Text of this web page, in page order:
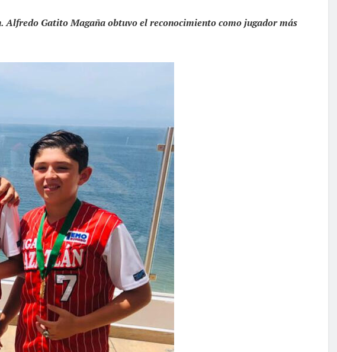
Alfredo Gatito Magaña obtuvo el reconocimiento como jugador más